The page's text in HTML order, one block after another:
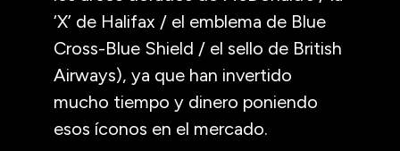
‘X’ de Halifax / el emblema de Blue
Cross-Blue Shield / el sello de British
Airways), ya que han invertido
mucho tiempo y dinero poniendo
esos íconos en el mercado.